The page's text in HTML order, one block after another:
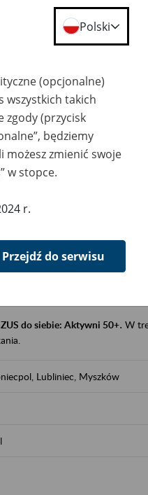
planowania kariery i
i edukacyjne wspiera
zawodowej, dbaniu o zdrowie
ZUS z organizacjami
w Polsce – tego co
wypadkowej i prewencji
50+, ZUS edukuje:
prewencji wypadkowej i
ZUS.
do siebie: Aktywni 50+. W
Lubliniec, Myszków
Polski
(opcjonalne)
wszystkich takich
zgody (przycisk
będziemy
możesz zmienić swoje
w stopce.
r.
Przejdź do serwisu